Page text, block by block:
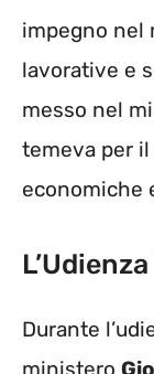
impegno nel
lavorative e
messo nel
temeva per
economiche
Durante
ministero